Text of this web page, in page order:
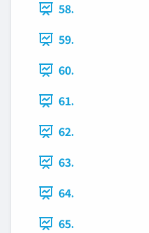
58.
59.
60.
61.
62.
63.
64.
65.